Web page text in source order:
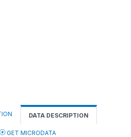
DATA DESCRIPTION
GET MICRODATA